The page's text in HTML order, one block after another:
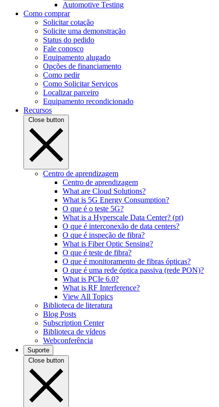
Automotive Testing
Como comprar
Solicitar cotação
Solicite uma demonstração
Status do pedido
Fale conosco
Equipamento alugado
Opções de financiamento
Como pedir
Como Solicitar Serviços
Localizar parceiro
Equipamento recondicionado
Recursos
Close button
Centro de aprendizagem
Centro de aprendizagem
What are Cloud Solutions?
What is 5G Energy Consumption?
O que é o teste 5G?
What is a Hyperscale Data Center? (pt)
O que é interconexão de data centers?
O que é inspeção de fibra?
What is Fiber Optic Sensing?
O que é teste de fibra?
O que é monitoramento de fibras ópticas?
O que é uma rede óptica passiva (rede PON)?
What is PCIe 6.0?
What is RF Interference?
View All Topics
Biblioteca de literatura
Blog Posts
Subscription Center
Biblioteca de vídeos
Webconferência
Suporte
Close button